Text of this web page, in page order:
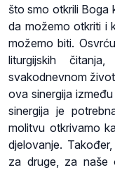
što smo otkrili Boga
da možemo otkriti i
možemo biti.
liturgijskih
svakodnevnom
ova sinergija
sinergija je
molitvu otkrivamo
djelovanje.
za druge, za naše